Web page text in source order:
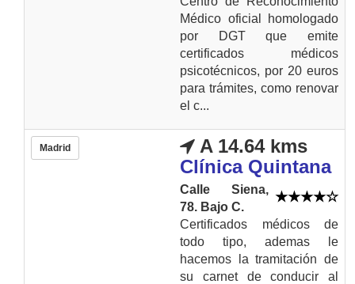
Médico oficial homologado
por DGT que emite
certificados médicos
psicotécnicos, por 20 euros
para trámites, como renovar
el c...
Madrid
A 14.64 kms
Clínica Quintana
Calle Siena,
78. Bajo C.
Certificados médicos de
todo tipo, ademas le
hacemos la tramitación de
su carnet de conducir al